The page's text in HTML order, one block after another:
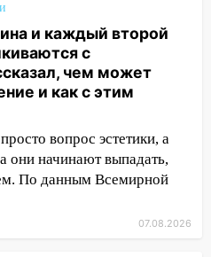
ожидается
при развороте
водитель
женщина и каждый
сталкиваются с
чем может
и как с этим
и каждый второй
с
чем может
и как с этим
вопрос эстетики, а
они начинают выпадать,
По данным Всемирной
07.08.2026